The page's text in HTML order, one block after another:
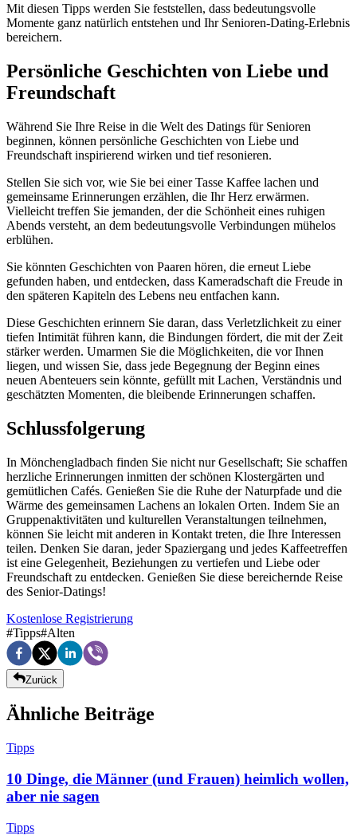
Mit diesen Tipps werden Sie feststellen, dass bedeutungsvolle
Momente ganz natürlich entstehen und Ihr Senioren-Dating-Erlebnis
bereichern.
Persönliche Geschichten von Liebe und
Freundschaft
Während Sie Ihre Reise in die Welt des Datings für Senioren
beginnen, können persönliche Geschichten von Liebe und
Freundschaft inspirierend wirken und tief resonieren.
Stellen Sie sich vor, wie Sie bei einer Tasse Kaffee lachen und
gemeinsame Erinnerungen erzählen, die Ihr Herz erwärmen.
Vielleicht treffen Sie jemanden, der die Schönheit eines ruhigen
Abends versteht, an dem bedeutungsvolle Verbindungen mühelos
erblühen.
Sie könnten Geschichten von Paaren hören, die erneut Liebe
gefunden haben, und entdecken, dass Kameradschaft die Freude in
den späteren Kapiteln des Lebens neu entfachen kann.
Diese Geschichten erinnern Sie daran, dass Verletzlichkeit zu einer
tiefen Intimität führen kann, die Bindungen fördert, die mit der Zeit
stärker werden. Umarmen Sie die Möglichkeiten, die vor Ihnen
liegen, und wissen Sie, dass jede Begegnung der Beginn eines
neuen Abenteuers sein könnte, gefüllt mit Lachen, Verständnis und
geschätzten Momenten, die bleibende Erinnerungen schaffen.
Schlussfolgerung
In Mönchengladbach finden Sie nicht nur Gesellschaft; Sie schaffen
herzliche Erinnerungen inmitten der schönen Klostergärten und
gemütlichen Cafés. Genießen Sie die Ruhe der Naturpfade und die
Wärme des gemeinsamen Lachens an lokalen Orten. Indem Sie an
Gruppenaktivitäten und kulturellen Veranstaltungen teilnehmen,
können Sie leicht mit anderen in Kontakt treten, die Ihre Interessen
teilen. Denken Sie daran, jeder Spaziergang und jedes Kaffeetreffen
ist eine Gelegenheit, Beziehungen zu vertiefen und Liebe oder
Freundschaft zu entdecken. Genießen Sie diese bereichernde Reise
des Senior-Datings!
Kostenlose Registrierung
#Tipps#Alten
Zurück
Ähnliche Beiträge
Tipps
10 Dinge, die Männer (und Frauen) heimlich wollen,
aber nie sagen
Tipps